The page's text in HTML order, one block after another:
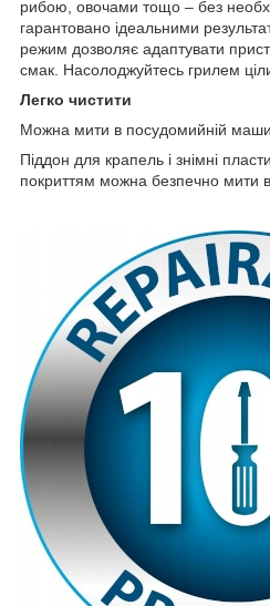
рибою, овочами тощо – без
гарантовано ідеальними
режим дозволяє адаптувати
смак. Насолоджуйтесь грилем
Легко чистити
Можна мити в посудомийній
Піддон для крапель і знімні
покриттям можна безпечно мити